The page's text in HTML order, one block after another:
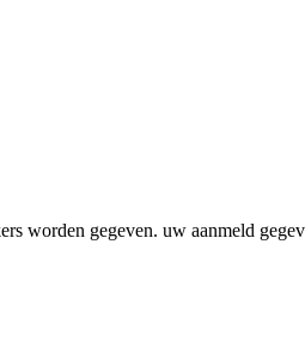
worden gegeven. uw aanmeld